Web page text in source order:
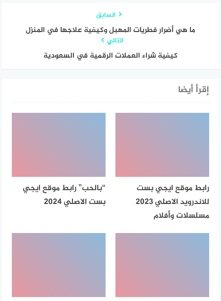
السابق
ما هي أضرار فطريات المهبل وكيفية علاجها في المنزل
التالي
كيفية شراء العملات الرقمية في السعودية
إقرأ أيضا
رابط موقع ايجي بست
للاندرويد الاصلي 2023
مسلسلات وأفلام
“بالحب” رابط موقع ايجي
بست الاصلي 2024